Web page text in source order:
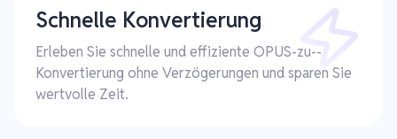
Schnelle Konvertierung
Erleben Sie schnelle und effiziente OPUS-zu--
Konvertierung ohne Verzögerungen und sparen Sie
wertvolle Zeit.